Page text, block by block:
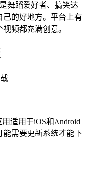
舞蹈爱好者、搞笑达
己的好地方。平台上有
频都充满创意。
适用于iOS和Android
能需要更新系统才能下